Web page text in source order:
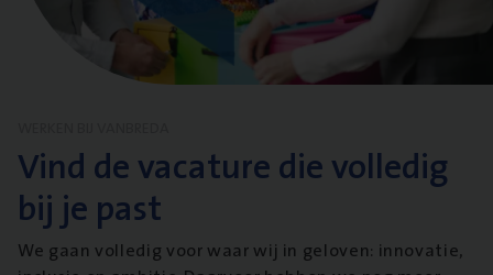
Vind de vacature die volledig
bij je past
We gaan volledig voor waar wij in geloven: innovatie,